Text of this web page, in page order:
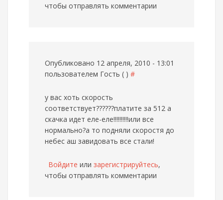
чтобы отправлять комментарии
Опубликовано 12 апреля, 2010 - 13:01
пользователем Гость ( ) #
у вас хоть скорость
соответствует??????платите за 512 а
скачка идет еле-еле!!!!!!!!!!или все
нормально?а то подняли скоростя до
небес аш завидовать все стали!
Войдите или зарегистрируйтесь,
чтобы отправлять комментарии